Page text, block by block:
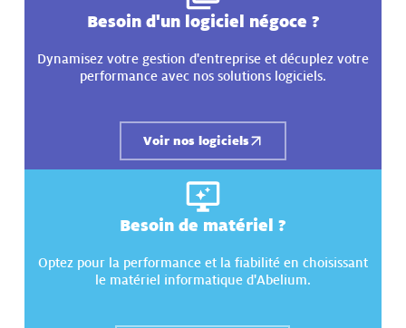
Besoin d'un logiciel négoce ?
Dynamisez votre gestion d'entreprise et décuplez votre
performance avec nos solutions logiciels.
Voir nos logiciels
Besoin de matériel ?
Optez pour la performance et la fiabilité en choisissant
le matériel informatique d'Abelium.